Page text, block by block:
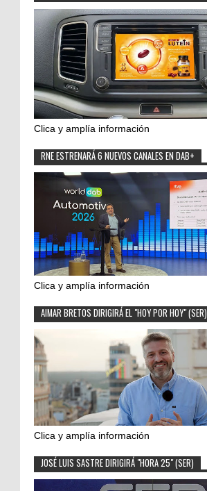
Clica y amplía información
RNE ESTRENARÁ 6 NUEVOS CANALES EN DAB+
Clica y amplía información
AIMAR BRETOS DIRIGIRÁ EL "HOY POR HOY" (SER)
Clica y amplía información
JOSÉ LUIS SASTRE DIRIGIRÁ "HORA 25" (SER)